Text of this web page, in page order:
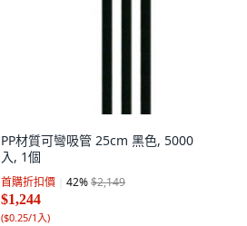
PP材質可彎吸管 25cm 黑色, 5000
入, 1個
首購折扣價 42%$2,149
$1,244
($0.25/1入)